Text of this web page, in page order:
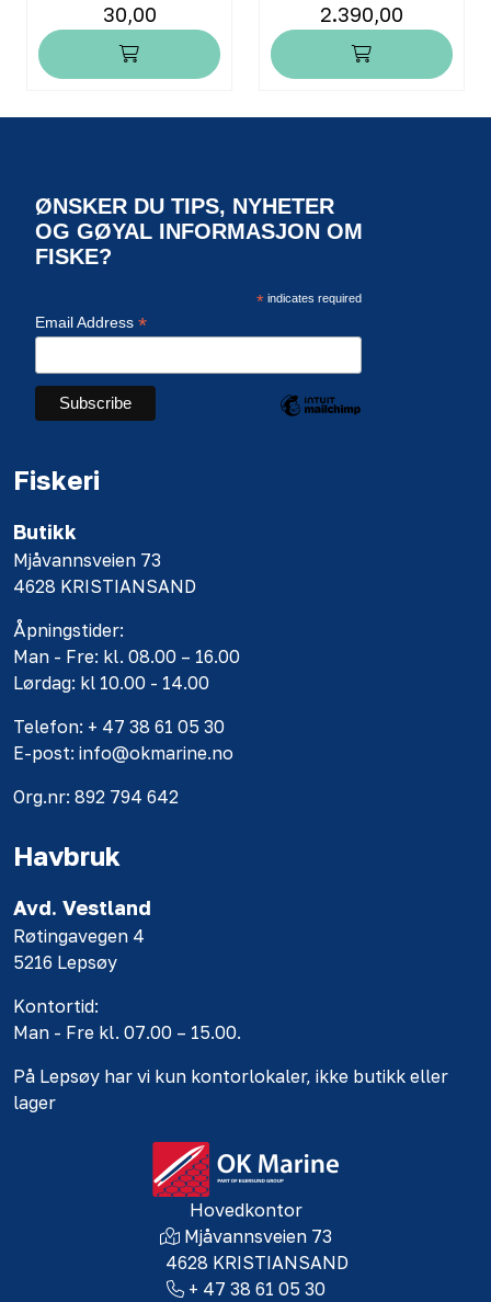
30,00 2.390,00
ØNSKER DU TIPS, NYHETER
OG GØYAL INFORMASJON OM
FISKE?
*indicates required
Email Address *
Fiskeri
Butikk
Mjåvannsveien 73
4628 KRISTIANSAND
Åpningstider:
Man - Fre: kl. 08.00 – 16.00
Lørdag: kl 10.00 - 14.00
Telefon: + 47 38 61 05 30
E-post: info@okmarine.no
Org.nr: 892 794 642
Havbruk
Avd. Vestland
Røtingavegen 4
5216 Lepsøy
Kontortid:
Man - Fre kl. 07.00 – 15.00.
På Lepsøy har vi kun kontorlokaler, ikke butikk eller
lager
Hovedkontor
Mjåvannsveien 73
4628 KRISTIANSAND
+ 47 38 61 05 30